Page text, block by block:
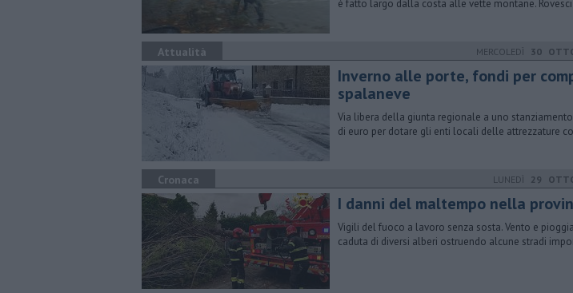
è fatto largo dalla costa alle vette montane.
Attualità MERCOLEDÌ 30
Inverno alle porte, fondi per
spalaneve
Via libera della giunta regionale a uno
di euro per dotare gli enti locali delle attrezzature
Cronaca LUNEDÌ 29
I danni del maltempo nella
Vigili del fuoco a lavoro senza sosta. Vento e
caduta di diversi alberi ostruendo alcune stradi